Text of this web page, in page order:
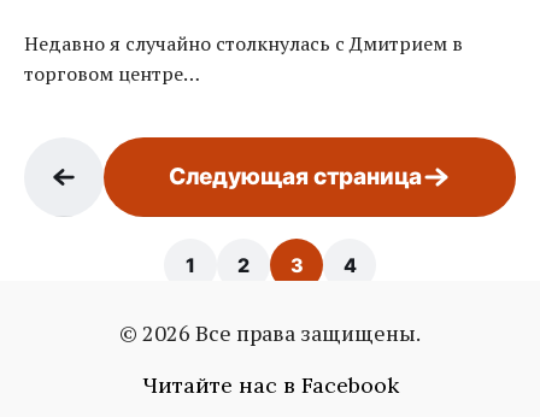
Недавно я случайно столкнулась с Дмитрием в
торговом центре…
Следующая страница
1 2 3 4
Страница: 3 / 4
© 2026 Все права защищены.
Читайте нас в Facebook